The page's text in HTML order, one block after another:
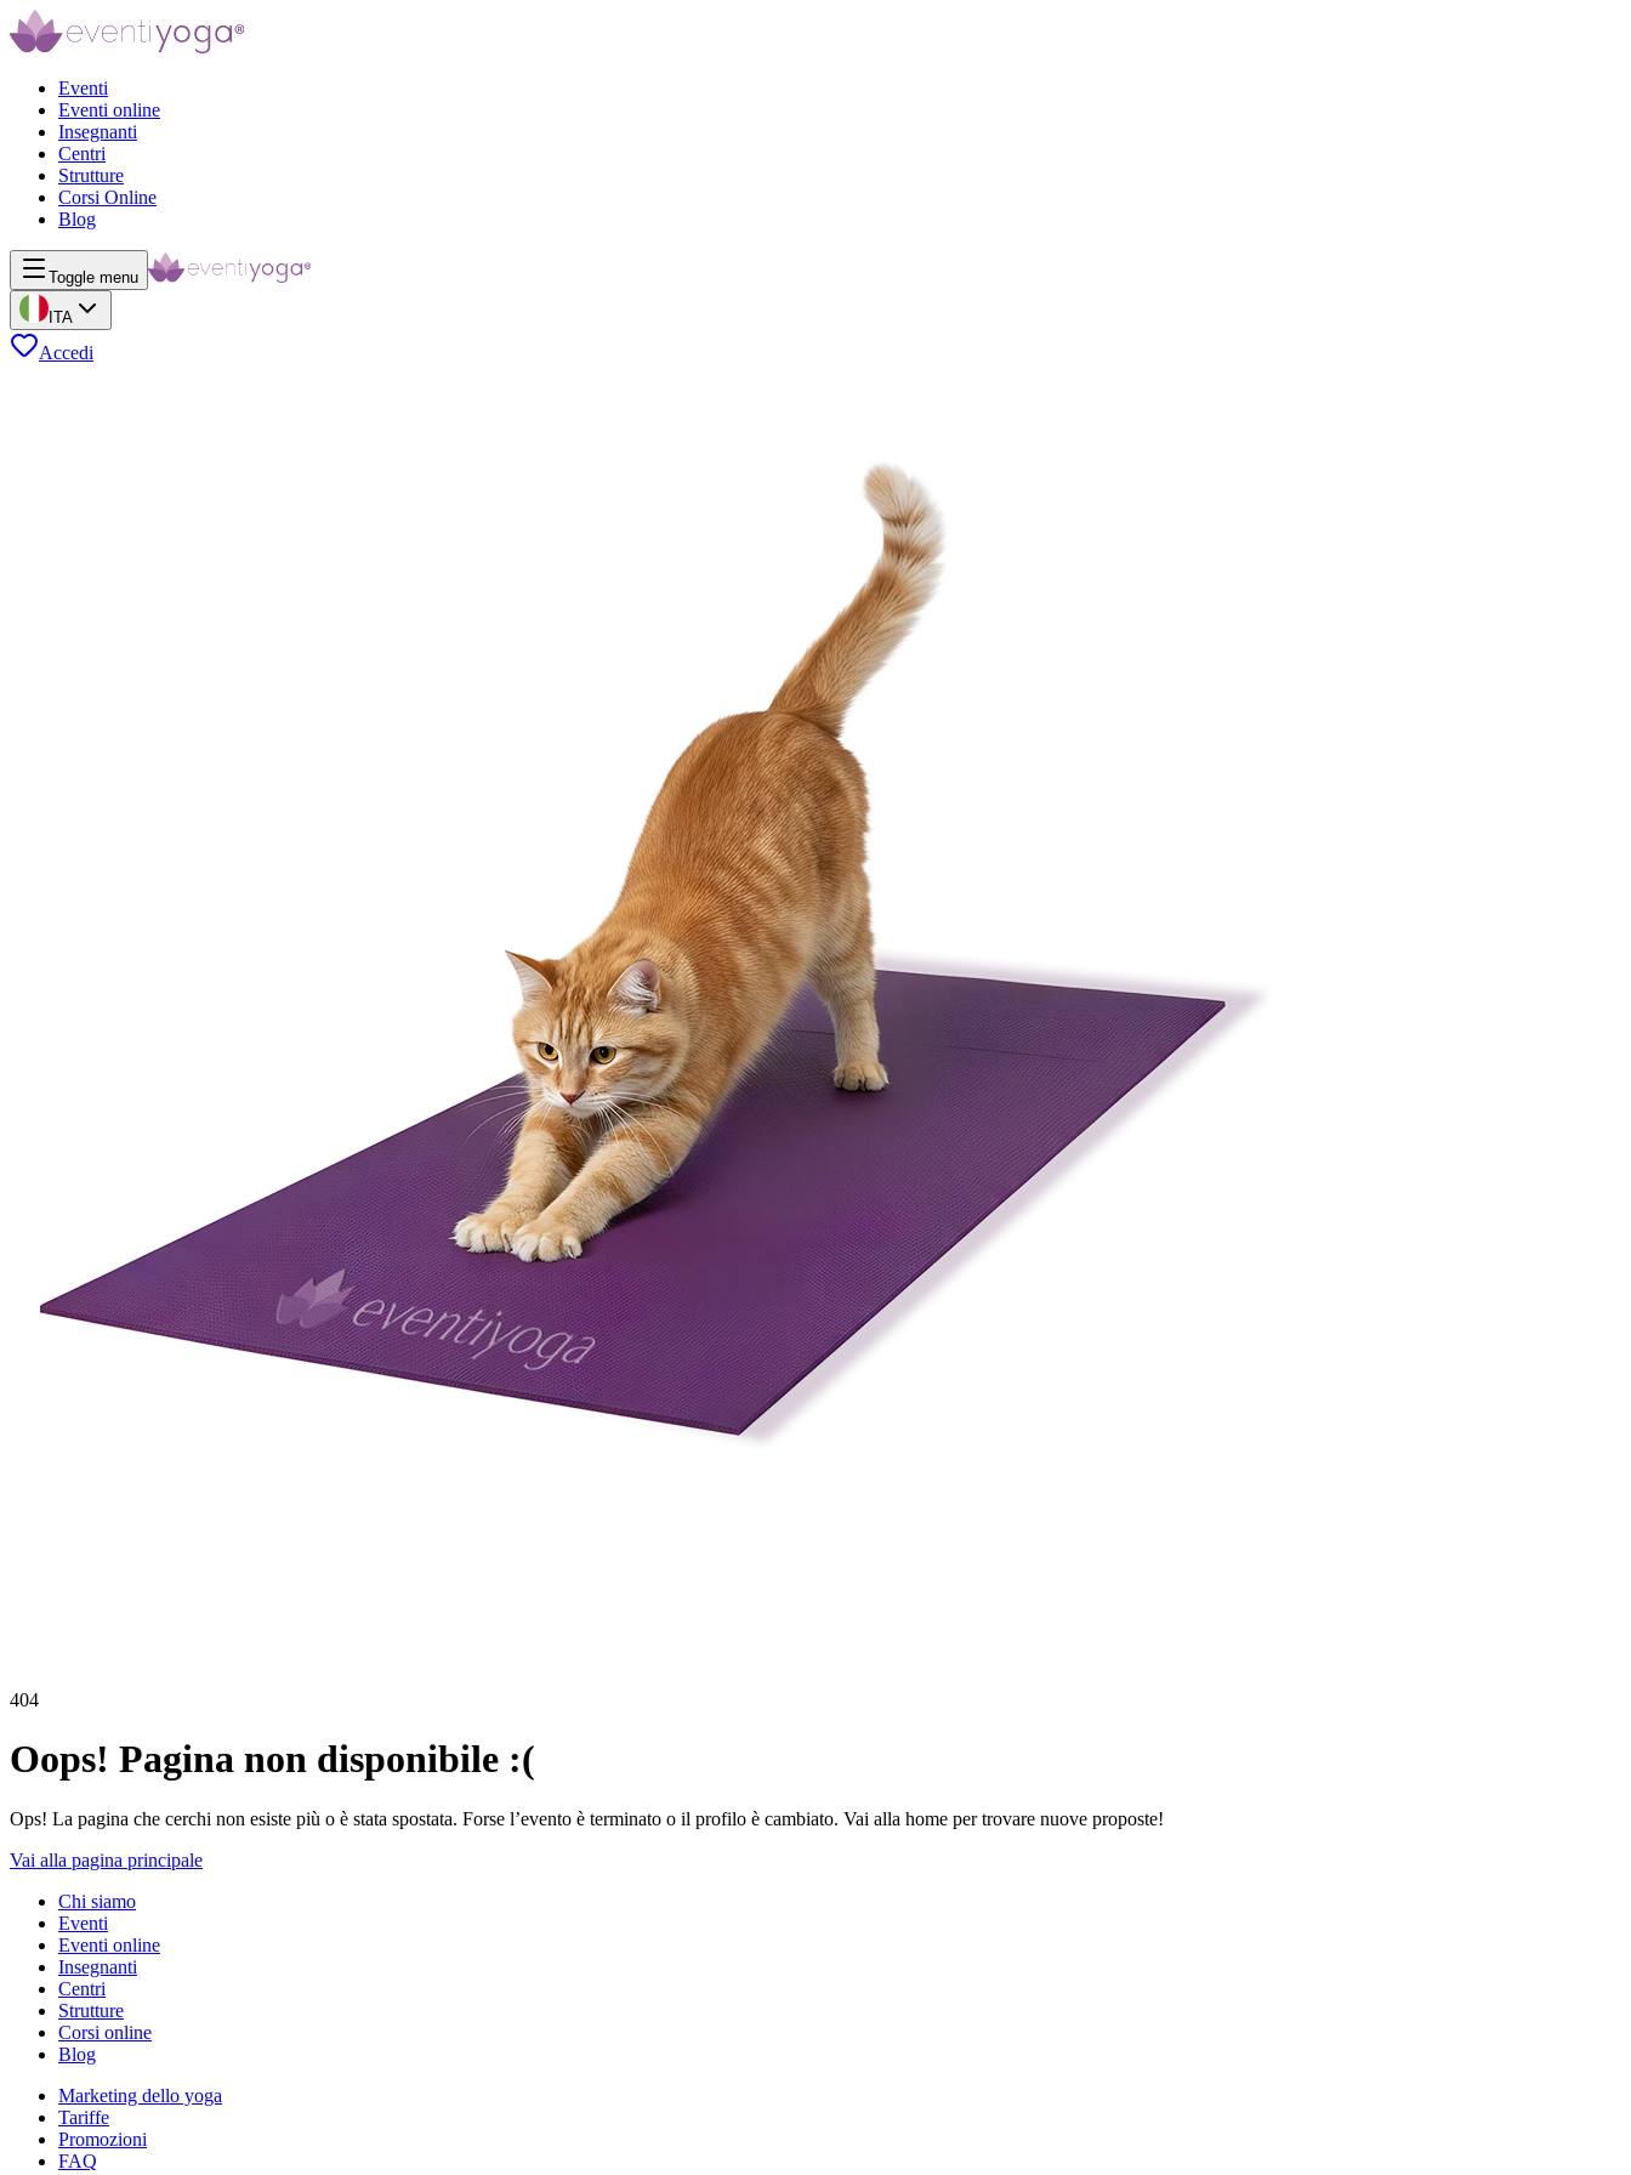
Eventi
Eventi online
Insegnanti
Centri
Strutture
Corsi Online
Blog
Toggle menu
ITA
Accedi
404
Oops! Pagina non disponibile :(
Ops! La pagina che cerchi non esiste più o è stata spostata. Forse l’evento è terminato o il profilo è cambiato. Vai alla home per trovare nuove proposte!
Vai alla pagina principale
Chi siamo
Eventi
Eventi online
Insegnanti
Centri
Strutture
Corsi online
Blog
Marketing dello yoga
Tariffe
Promozioni
FAQ